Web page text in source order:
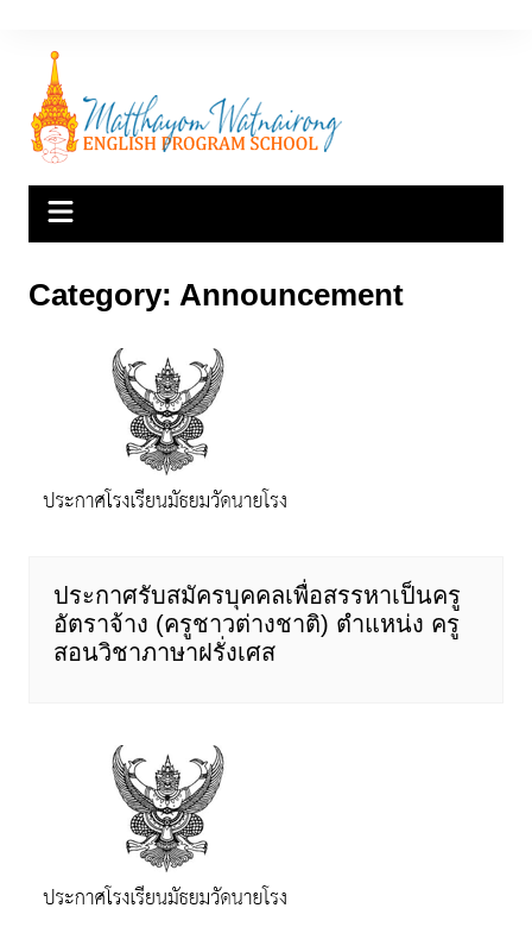
content
Category: Announcement
ประกาศรับสมัครบุคคลเพื่อสรรหาเป็นครู
อัตราจ้าง (ครูชาวต่างชาติ) ตำแหน่ง ครู
สอนวิชาภาษาฝรั่งเศส